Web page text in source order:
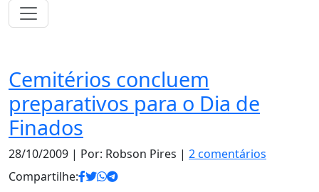
Cemitérios concluem
preparativos para o Dia de
Finados
28/10/2009 | Por: Robson Pires | 2 comentários
Compartilhe: